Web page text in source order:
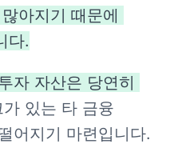
아지기 때문에
다.
자 자산은 당연히
가 있는 타 금융
어지기 마련입니다.